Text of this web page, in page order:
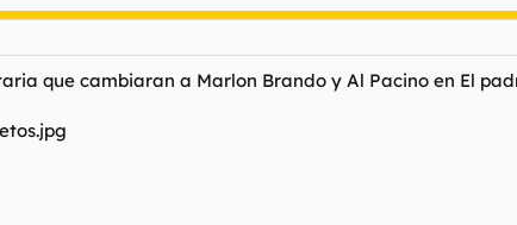
que cambiaran a Marlon Brando y Al Pacino en El